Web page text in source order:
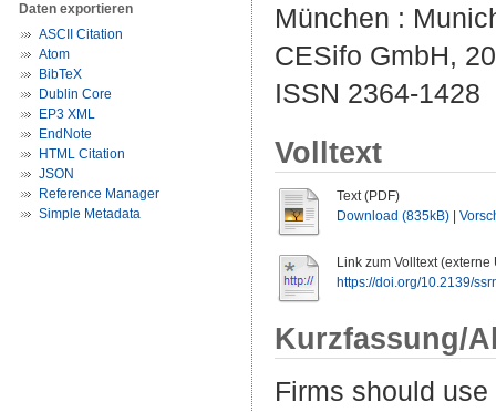
Daten exportieren
ASCII Citation
Atom
BibTeX
Dublin Core
EP3 XML
EndNote
HTML Citation
JSON
Reference Manager
Simple Metadata
München :
CESifo GmbH,
ISSN 2364-1428
Volltext
Text (PDF)
Download (835kB)
Link zum Volltext (externe
https://doi.org/10.2139/
Kurzfassung/
Firms should